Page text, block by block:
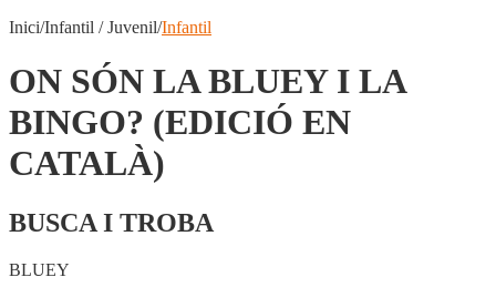
Inici/Infantil / Juvenil/Infantil
ON SÓN LA BLUEY I LA
BINGO? (EDICIÓ EN
CATALÀ)
BUSCA I TROBA
BLUEY